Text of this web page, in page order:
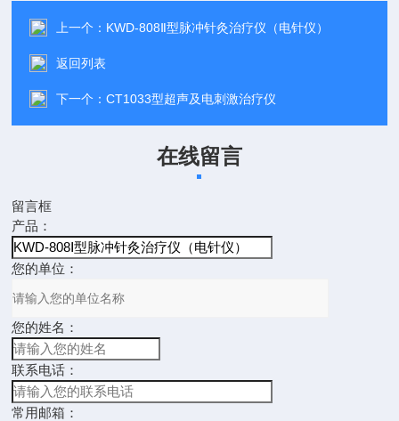
上一个： KWD-808Ⅱ型脉冲针灸治疗仪（电针仪）
返回列表
下一个：CT1033型超声及电刺激治疗仪
在线留言
留言框
产品：
您的单位：
您的姓名：
联系电话：
常用邮箱：